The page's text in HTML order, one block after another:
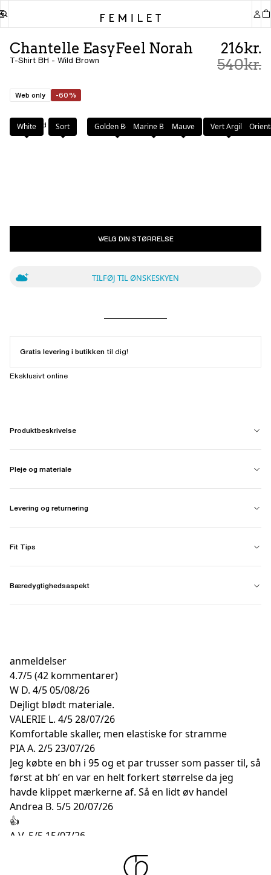
Chantelle EasyFeel Norah
T-Shirt BH - Wild Brown
216kr.
540kr.
Web only -60%
Farve: Wild Brown
White Sort Golden BeigeMarine BlueMauve Vert Argile
VÆLG DIN STØRRELSE
TILFØJ TIL ØNSKESKYEN
Gratis levering i butikken til dig!
Eksklusivt online
Produktbeskrivelse
Pleje og materiale
Levering og returnering
Fit Tips
Bæredygtighedsaspekt
anmeldelser
4.7/5(42 kommentarer)
W D. 4/505/08/26
Dejligt blødt materiale.
VALERIE L. 4/528/07/26
Komfortable skaller, men elastiske for stramme
PIA A. 2/523/07/26
Jeg købte en bh i 95 og et par trusser som passer til, så
først at bh’ en var en helt forkert størrelse da jeg
havde klippet mærkerne af. Så en lidt øv handel
Andrea B. 5/520/07/26
👍
A V. 5/5 15/07/26